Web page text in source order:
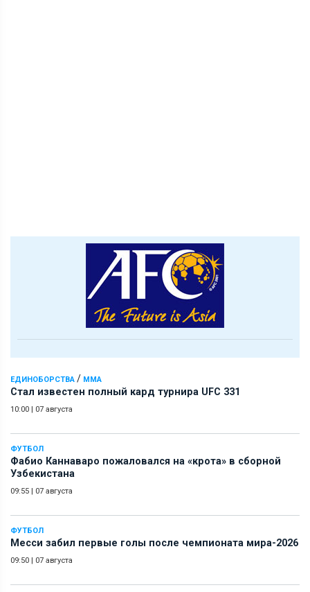
ЕДИНОБОРСТВА / ММА
Стал известен полный кард турнира UFC 331
10:00 | 07 августа
ФУТБОЛ
Фабио Каннаваро пожаловался на «крота» в сборной
Узбекистана
09:55 | 07 августа
ФУТБОЛ
Месси забил первые голы после чемпионата мира-2026
09:50 | 07 августа